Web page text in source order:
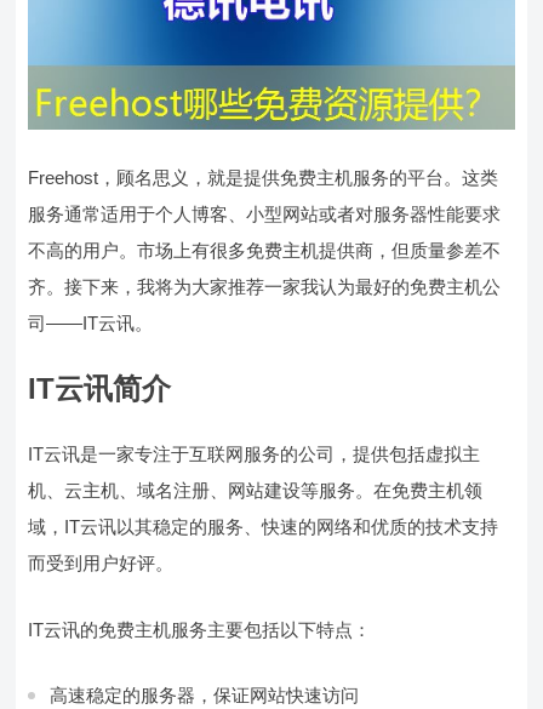
Freehost，顾名思义，就是提供免费主机服务的平台。这类
服务通常适用于个人博客、小型网站或者对服务器性能要求
不高的用户。市场上有很多免费主机提供商，但质量参差不
齐。接下来，我将为大家推荐一家我认为最好的免费主机公
司——IT云讯。
IT云讯简介
IT云讯是一家专注于互联网服务的公司，提供包括虚拟主
机、云主机、域名注册、网站建设等服务。在免费主机领
域，IT云讯以其稳定的服务、快速的网络和优质的技术支持
而受到用户好评。
IT云讯的免费主机服务主要包括以下特点：
高速稳定的服务器，保证网站快速访问